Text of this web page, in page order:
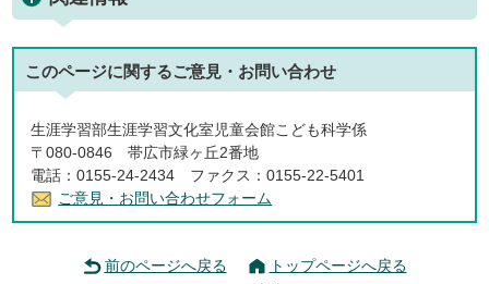
このページに関するご意見・お問い合わせ
生涯学習部生涯学習文化室児童会館こども科学係
〒080-0846 帯広市緑ヶ丘2番地
電話：0155-24-2434 ファクス：0155-22-5401
ご意見・お問い合わせフォーム
前のページへ戻る トップページへ戻る